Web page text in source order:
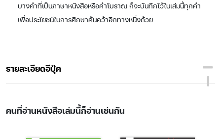
บางคำที่เป็นภาษาหนังสือหรือคำโบราณ ก็จะบันทึกไว้ในเล่มนี้ทุกคำ
เพื่อประโยชน์ในการศึกษาค้นคว้าอีกทางหนึ่งด้วย
รายละเอียดอีบุ๊ค
คนที่อ่านหนังสือเล่มนี้ก็อ่านเช่นกัน